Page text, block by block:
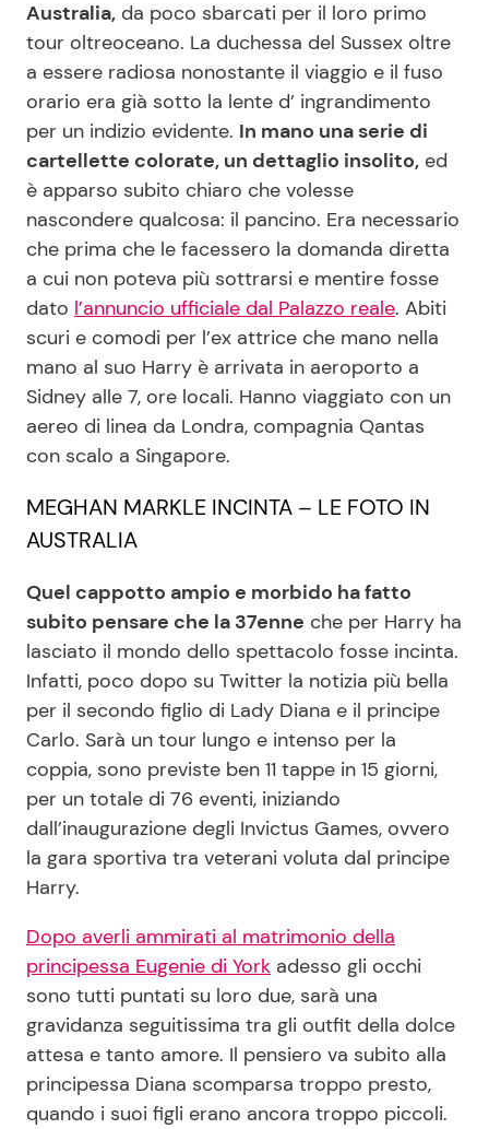
Salute
Viaggi e Turismo
Festività
Ricette Facili e Veloci
Ricette Feste
Ricette per Bambini
Seguici
Info
Chi siamo
Disclaimer e Privacy
Redazione
Contattaci
Pubblicità
Privacy Policy
Australia, da poco sbarcati per il loro primo
tour oltreoceano. La duchessa del Sussex oltre
a essere radiosa nonostante il viaggio e il fuso
orario era già sotto la lente d’ ingrandimento
per un indizio evidente. In mano una serie di
cartellette colorate, un dettaglio insolito, ed
è apparso subito chiaro che volesse
nascondere qualcosa: il pancino. Era necessario
che prima che le facessero la domanda diretta
a cui non poteva più sottrarsi e mentire fosse
dato l’annuncio ufficiale dal Palazzo reale. Abiti
scuri e comodi per l’ex attrice che mano nella
mano al suo Harry è arrivata in aeroporto a
Sidney alle 7, ore locali. Hanno viaggiato con un
aereo di linea da Londra, compagnia Qantas
con scalo a Singapore.
MEGHAN MARKLE INCINTA – LE FOTO IN
AUSTRALIA
Quel cappotto ampio e morbido ha fatto
subito pensare che la 37enne che per Harry ha
lasciato il mondo dello spettacolo fosse incinta.
Infatti, poco dopo su Twitter la notizia più bella
per il secondo figlio di Lady Diana e il principe
Carlo. Sarà un tour lungo e intenso per la
coppia, sono previste ben 11 tappe in 15 giorni,
per un totale di 76 eventi, iniziando
dall’inaugurazione degli Invictus Games, ovvero
la gara sportiva tra veterani voluta dal principe
Harry.
Dopo averli ammirati al matrimonio della
principessa Eugenie di York adesso gli occhi
sono tutti puntati su loro due, sarà una
gravidanza seguitissima tra gli outfit della dolce
attesa e tanto amore. Il pensiero va subito alla
principessa Diana scomparsa troppo presto,
quando i suoi figli erano ancora troppo piccoli.